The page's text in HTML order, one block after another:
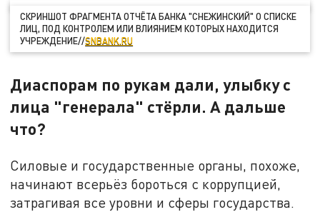
СКРИНШОТ ФРАГМЕНТА ОТЧЁТА БАНКА "СНЕЖИНСКИЙ" О СПИСКЕ
ЛИЦ, ПОД КОНТРОЛЕМ ИЛИ ВЛИЯНИЕМ КОТОРЫХ НАХОДИТСЯ
УЧРЕЖДЕНИЕ//SNBANK.RU
Диаспорам по рукам дали, улыбку с
лица "генерала" стёрли. А дальше
что?
Силовые и государственные органы, похоже,
начинают всерьёз бороться с коррупцией,
затрагивая все уровни и сферы государства.